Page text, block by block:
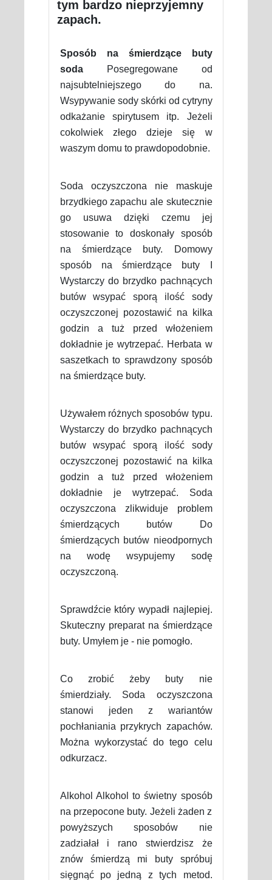
tym bardzo nieprzyjemny
zapach.
Sposób na śmierdzące buty
sodaPosegregowane od
najsubtelniejszego do na.
Wsypywanie sody skórki od cytryny
odkażanie spirytusem itp. Jeżeli
cokolwiek złego dzieje się w
waszym domu to prawdopodobnie.
Soda oczyszczona nie maskuje
brzydkiego zapachu ale skutecznie
go usuwa dzięki czemu jej
stosowanie to doskonały sposób
na śmierdzące buty. Domowy
sposób na śmierdzące buty I
Wystarczy do brzydko pachnących
butów wsypać sporą ilość sody
oczyszczonej pozostawić na kilka
godzin a tuż przed włożeniem
dokładnie je wytrzepać. Herbata w
saszetkach to sprawdzony sposób
na śmierdzące buty.
Używałem różnych sposobów typu.
Wystarczy do brzydko pachnących
butów wsypać sporą ilość sody
oczyszczonej pozostawić na kilka
godzin a tuż przed włożeniem
dokładnie je wytrzepać. Soda
oczyszczona zlikwiduje problem
śmierdzących butów Do
śmierdzących butów nieodpornych
na wodę wsypujemy sodę
oczyszczoną.
Sprawdźcie który wypadł najlepiej.
Skuteczny preparat na śmierdzące
buty. Umyłem je - nie pomogło.
Co zrobić żeby buty nie
śmierdziały. Soda oczyszczona
stanowi jeden z wariantów
pochłaniania przykrych zapachów.
Można wykorzystać do tego celu
odkurzacz.
Alkohol Alkohol to świetny sposób
na przepocone buty. Jeżeli żaden z
powyższych sposobów nie
zadziałał i rano stwierdzisz że
znów śmierdzą mi buty spróbuj
sięgnąć po jedną z tych metod.